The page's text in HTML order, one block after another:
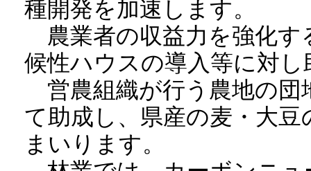
種開発を加速します。
農業者の収益力を強化す
候性ハウスの導入等に対
営農組織が行う農地の団
て助成し、県産の麦・大
まいります。